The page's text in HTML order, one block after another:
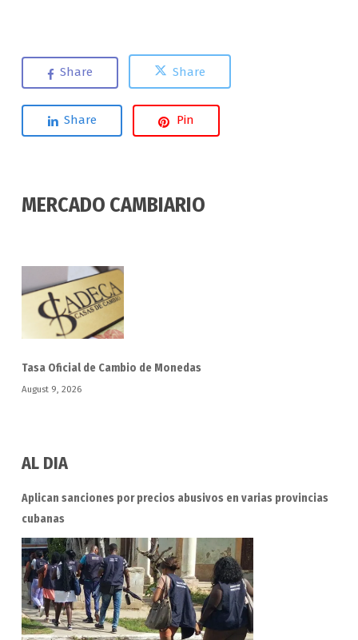
Share Share
Share Pin
MERCADO CAMBIARIO
Tasa Oficial de Cambio de Monedas
August 9, 2026
AL DIA
Aplican sanciones por precios abusivos en varias provincias
cubanas